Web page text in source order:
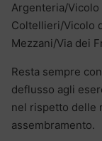
Argenteria/Vicolo
Coltellieri/Vicolo
Mezzani/Via dei
Resta sempre
deflusso agli
nel rispetto delle
assembramento.